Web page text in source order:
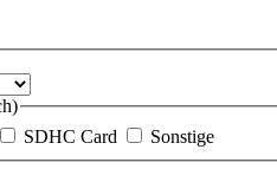
SDHC Card Sonstige